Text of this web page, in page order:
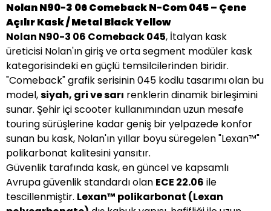
Nolan N90-3 06 Comeback N-Com 045 – Çene
Açılır Kask / Metal Black Yellow
Nolan N90-3 06 Comeback 045, İtalyan kask
üreticisi Nolan'ın giriş ve orta segment modüler kask
kategorisindeki en güçlü temsilcilerinden biridir.
"Comeback" grafik serisinin 045 kodlu tasarımı olan bu
model,siyah, gri ve sarı renklerin dinamik birleşimini
sunar. Şehir içi scooter kullanımından uzun mesafe
touring sürüşlerine kadar geniş bir yelpazede konfor
sunan bu kask, Nolan'ın yıllar boyu süregelen "Lexan™"
polikarbonat kalitesini yansıtır.
Güvenlik tarafında kask, en güncel ve kapsamlı
Avrupa güvenlik standardı olan ECE 22.06 ile
tescillenmiştir. Lexan™ polikarbonat (Lexan